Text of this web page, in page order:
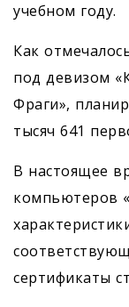
учебном году.
Как
под девизом
Фраги»,
тысяч 641
В настоящее
компьютеров
сертификаты